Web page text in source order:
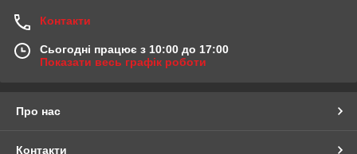
Контакти
Сьогодні працює з 10:00 до 17:00
Показати весь графік роботи
Про нас
Контакти